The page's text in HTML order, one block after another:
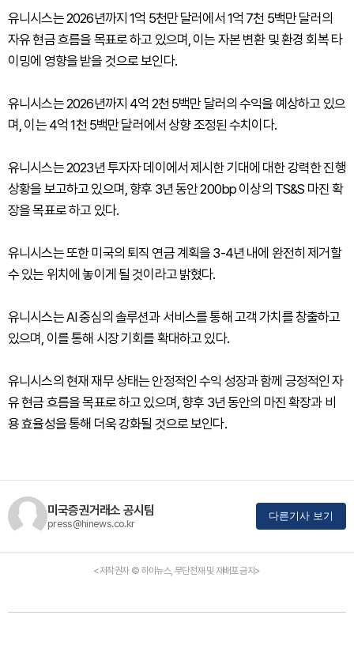
유니시스는 2026년까지 1억 5천만 달러에서 1억 7천 5백만 달러의
자유 현금 흐름을 목표로 하고 있으며, 이는 자본 변환 및 환경 회복 타
이밍에 영향을 받을 것으로 보인다.
유니시스는 2026년까지 4억 2천 5백만 달러의 수익을 예상하고 있으
며, 이는 4억 1천 5백만 달러에서 상향 조정된 수치이다.
유니시스는 2023년 투자자 데이에서 제시한 기대에 대한 강력한 진행
상황을 보고하고 있으며, 향후 3년 동안 200bp 이상의 TS&S 마진 확
장을 목표로 하고 있다.
유니시스는 또한 미국의 퇴직 연금 계획을 3-4년 내에 완전히 제거할
수 있는 위치에 놓이게 될 것이라고 밝혔다.
유니시스는 AI 중심의 솔루션과 서비스를 통해 고객 가치를 창출하고
있으며, 이를 통해 시장 기회를 확대하고 있다.
유니시스의 현재 재무 상태는 안정적인 수익 성장과 함께 긍정적인 자
유 현금 흐름을 목표로 하고 있으며, 향후 3년 동안의 마진 확장과 비
용 효율성을 통해 더욱 강화될 것으로 보인다.
미국증권거래소 공시팀
press@hinews.co.kr
다른기사 보기
<저작권자 © 하이뉴스, 무단전재 및 재배포 금지>